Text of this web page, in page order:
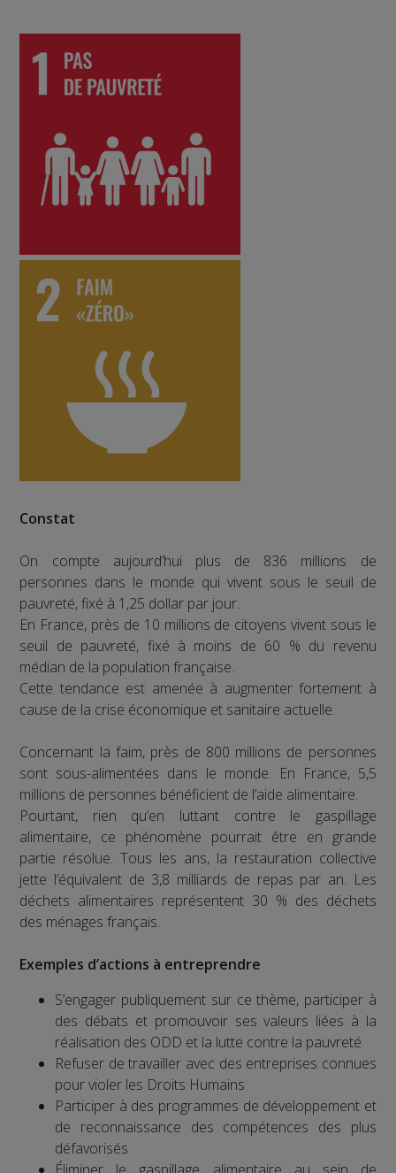
Constat
On compte aujourd’hui plus de 836 millions de
personnes dans le monde qui vivent sous le seuil de
pauvreté, fixé à 1,25 dollar par jour.
En France, près de 10 millions de citoyens vivent sous le
seuil de pauvreté, fixé à moins de 60 % du revenu
médian de la population française.
Cette tendance est amenée à augmenter fortement à
cause de la crise économique et sanitaire actuelle.
Concernant la faim, près de 800 millions de personnes
sont sous-alimentées dans le monde. En France, 5,5
millions de personnes bénéficient de l’aide alimentaire.
Pourtant, rien qu’en luttant contre le gaspillage
alimentaire, ce phénomène pourrait être en grande
partie résolue. Tous les ans, la restauration collective
jette l’équivalent de 3,8 milliards de repas par an. Les
déchets alimentaires représentent 30 % des déchets
des ménages français.
Exemples d’actions à entreprendre
S’engager publiquement sur ce thème, participer à
des débats et promouvoir ses valeurs liées à la
réalisation des ODD et la lutte contre la pauvreté
Refuser de travailler avec des entreprises connues
pour violer les Droits Humains
Participer à des programmes de développement et
de reconnaissance des compétences des plus
défavorisés